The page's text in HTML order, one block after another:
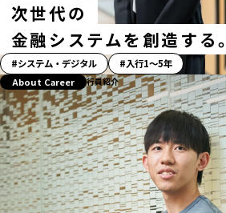
次世代の
金融システムを創造する。
「ス
ト
ー
リ
ー」
ハ
ッ
シ
システム・デジタル 入行1〜5年
About Career 行員紹介